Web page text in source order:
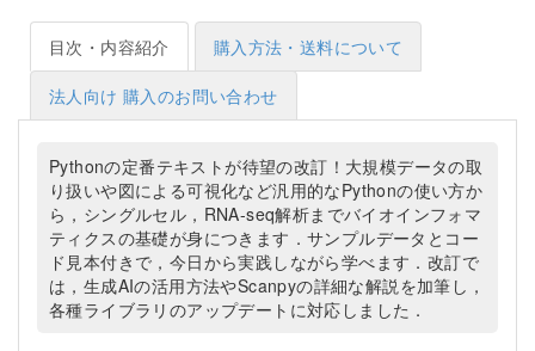
目次・内容紹介 購入方法・送料について
法人向け 購入のお問い合わせ
Pythonの定番テキストが待望の改訂！大規模データの取
り扱いや図による可視化など汎用的なPythonの使い方か
ら，シングルセル，RNA-seq解析までバイオインフォマ
ティクスの基礎が身につきます．サンプルデータとコー
ド見本付きで，今日から実践しながら学べます．改訂で
は，生成AIの活用方法やScanpyの詳細な解説を加筆し，
各種ライブラリのアップデートに対応しました．